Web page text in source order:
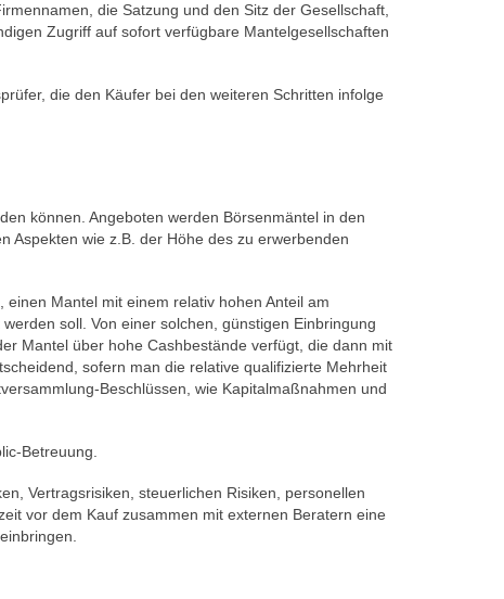
die Satzung und den Sitz der Gesellschaft,
Zugriff auf sofort verfügbare Mantelgesellschaften
die den Käufer bei den weiteren Schritten infolge
können. Angeboten werden Börsenmäntel in den
Aspekten wie z.B. der Höhe des zu erwerbenden
Mantel mit einem relativ hohen Anteil am
soll. Von einer solchen, günstigen Einbringung
Mantel über hohe Cashbestände verfügt, die dann mit
sofern man die relative qualifizierte Mehrheit
Beschlüssen, wie Kapitalmaßnahmen und
Betreuung.
Vertragsrisiken, steuerlichen Risiken, personellen
vor dem Kauf zusammen mit externen Beratern eine